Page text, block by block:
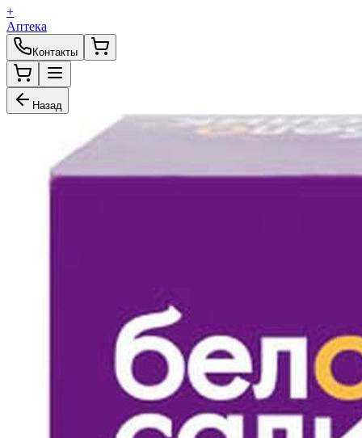
+
Аптека
Контакты
Назад